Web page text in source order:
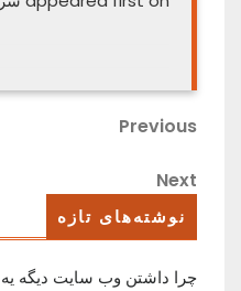
راهبری
نوشته
Previous
Previous
Next
Next
نوشته‌های تازه
چرا داشتن وب سایت دیگه